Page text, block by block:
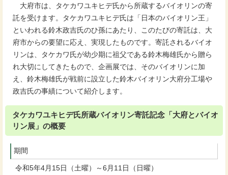
大府市は、タケカワユキヒデ氏から所蔵するバイオリンの寄
託を受けます。タケカワユキヒデ氏は「日本のバイオリン王」
といわれる鈴木政吉氏のひ孫にあたり、このたびの寄託は、大
府市からの要望に応え、実現したものです。寄託されるバイオ
リンは、タケカワ氏が幼少期に祖父である鈴木梅雄氏から贈ら
れ大切にしてきたもので、企画展では、そのバイオリンに加
え、鈴木梅雄氏が戦前に設立した鈴木バイオリン大府分工場や
政吉氏の事績について紹介します。
タケカワユキヒデ氏所蔵バイオリン寄託記念「大府とバイオ
リン展」の概要
期間
令和5年4月15日（土曜）～6月11日（日曜）